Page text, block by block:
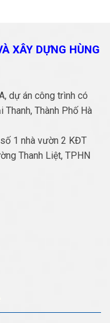
XÂY DỰNG HÙNG
dự án công trình có
Thành Phố Hà
1 nhà vườn 2 KĐT
Thanh Liệt, TPHN